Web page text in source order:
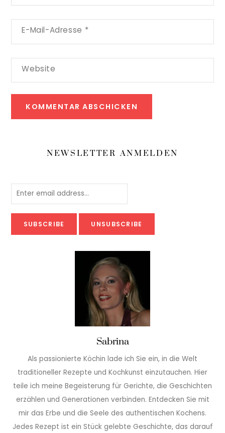
E-Mail-Adresse *
Website
NEWSLETTER ANMELDEN
Sabrina
Als passionierte Köchin lade ich Sie ein, in die Welt
traditioneller Rezepte und Kochkunst einzutauchen. Hier
teile ich meine Begeisterung für Gerichte, die Geschichten
erzählen und Generationen verbinden. Entdecken Sie mit
mir das Erbe und die Seele des authentischen Kochens.
Jedes Rezept ist ein Stück gelebte Geschichte, das darauf